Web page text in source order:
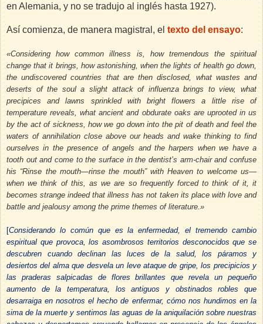
en Alemania, y no se tradujo al inglés hasta 1927).
Así comienza, de manera magistral, el texto del ensayo:
«Considering how common illness is, how tremendous the spiritual
change that it brings, how astonishing, when the lights of health go down,
the undiscovered countries that are then disclosed, what wastes and
deserts of the soul a slight attack of influenza brings to view, what
precipices and lawns sprinkled with bright flowers a little rise of
temperature reveals, what ancient and obdurate oaks are uprooted in us
by the act of sickness, how we go down into the pit of death and feel the
waters of annihilation close above our heads and wake thinking to find
ourselves in the presence of angels and the harpers when we have a
tooth out and come to the surface in the dentist’s arm-chair and confuse
his “Rinse the mouth—rinse the mouth” with Heaven to welcome us—
when we think of this, as we are so frequently forced to think of it, it
becomes strange indeed that illness has not taken its place with love and
battle and jealousy among the prime themes of literature.»
[Considerando lo común que es la enfermedad, el tremendo cambio
espiritual que provoca, los asombrosos territorios desconocidos que se
descubren cuando declinan las luces de la salud, los páramos y
desiertos del alma que desvela un leve ataque de gripe, los precipicios y
las praderas salpicadas de flores brillantes que revela un pequeño
aumento de la temperatura, los antiguos y obstinados robles que
desarraiga en nosotros el hecho de enfermar, cómo nos hundimos en la
sima de la muerte y sentimos las aguas de la aniquilación sobre nuestras